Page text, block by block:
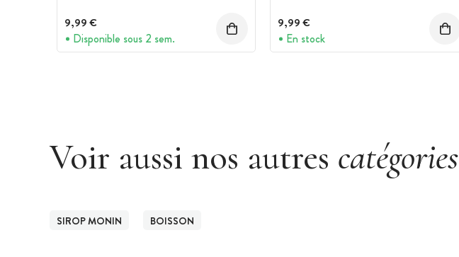
9,99 €
Disponible sous 2 sem.
9,99 €
En stock
Voir aussi nos autres catégories
SIROP MONIN BOISSON